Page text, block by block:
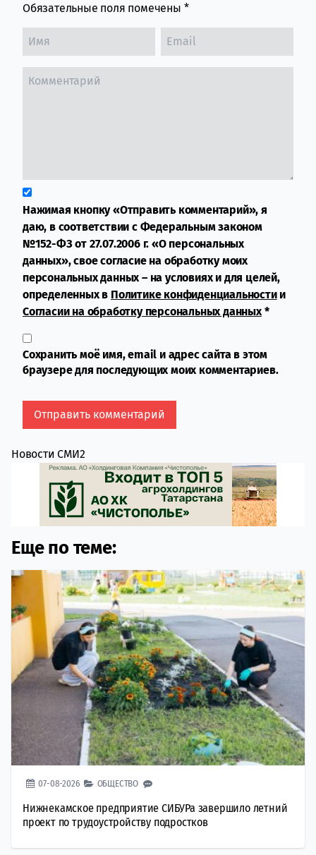
Обязательные поля помечены *
Нажимая кнопку «Отправить комментарий», я
даю, в соответствии с Федеральным законом
№152-ФЗ от 27.07.2006 г. «О персональных
данных», свое согласие на обработку моих
персональных данных – на условиях и для целей,
определенных в Политике конфиденциальностии
Согласии на обработку персональных данных*
Сохранить моё имя, email и адрес сайта в этом
браузере для последующих моих комментариев.
Новости СМИ2
Еще по теме:
07-08-2026 ОБЩЕСТВО
Нижнекамское предприятие СИБУРа завершило летний
проект по трудоустройству подростков